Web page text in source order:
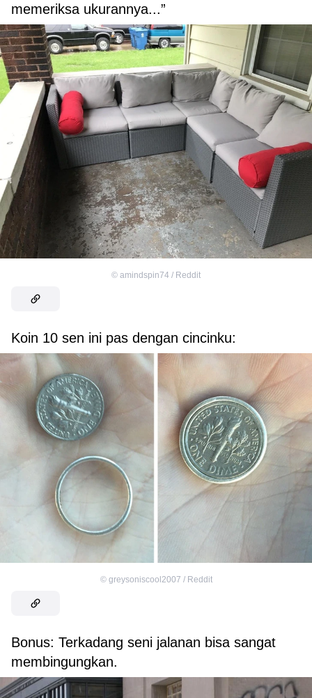
memeriksa ukurannya...”
© amindspin74 / Reddit
Koin 10 sen ini pas dengan cincinku:
© greysoniscool2007 / Reddit
Bonus: Terkadang seni jalanan bisa sangat
membingungkan.